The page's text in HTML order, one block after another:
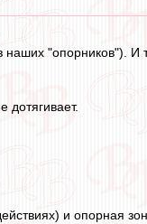
наших "опорников").
дотягивает.
и опорная